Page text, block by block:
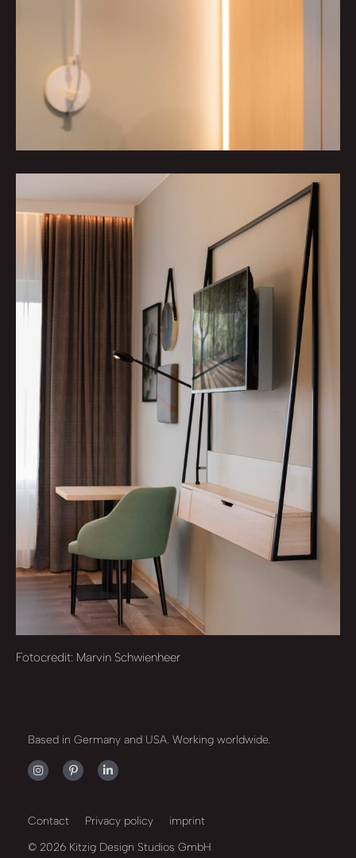
Fotocredit: Marvin Schwienheer
Based in Germany and USA. Working worldwide.
Contact Privacy policy
imprint
© 2026 Kitzig Design Studios GmbH